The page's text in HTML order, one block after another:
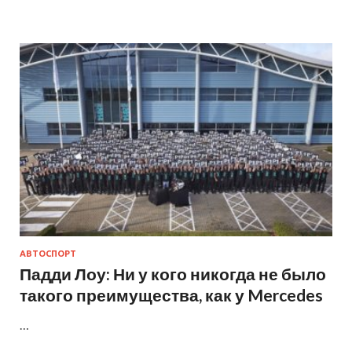
АВТОСПОРТ
Падди Лоу: Ни у кого никогда не было
такого преимущества, как у Mercedes
…